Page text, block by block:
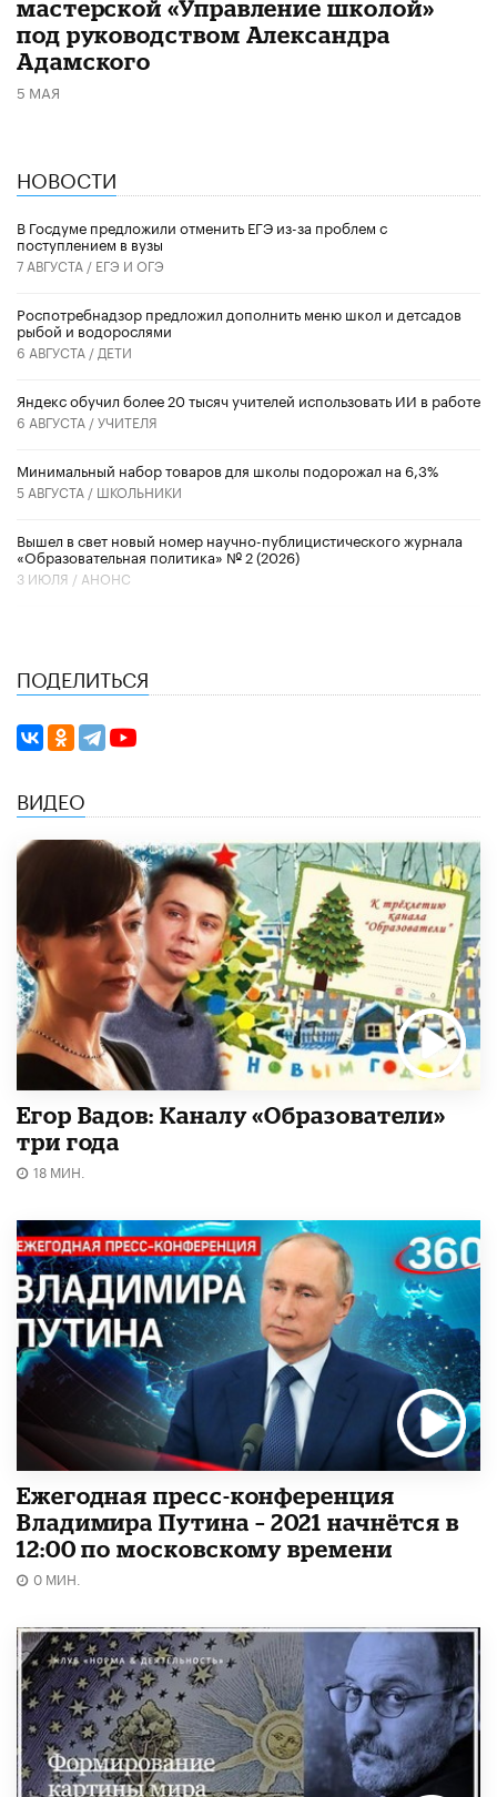
мастерской «Управление школой»
под руководством Александра
Адамского
5 МАЯ
НОВОСТИ
В Госдуме предложили отменить ЕГЭ из-за проблем с
поступлением в вузы
7 АВГУСТА / ЕГЭ И ОГЭ
Роспотребнадзор предложил дополнить меню школ и детсадов
рыбой и водорослями
6 АВГУСТА / ДЕТИ
​Яндекс обучил более 20 тысяч учителей использовать ИИ в работе
6 АВГУСТА /УЧИТЕЛЯ
Минимальный набор товаров для школы подорожал на 6,3%
5 АВГУСТА / ШКОЛЬНИКИ
Вышел в свет новый номер научно-публицистического журнала
«Образовательная политика» № 2 (2026)
3 ИЮЛЯ / АНОНС
ПОДЕЛИТЬСЯ
ВИДЕО
Егор Вадов: Каналу «Образователи»
три года
18 МИН.
Ежегодная пресс-конференция
Владимира Путина – 2021 начнётся в
12:00 по московскому времени
0 МИН.